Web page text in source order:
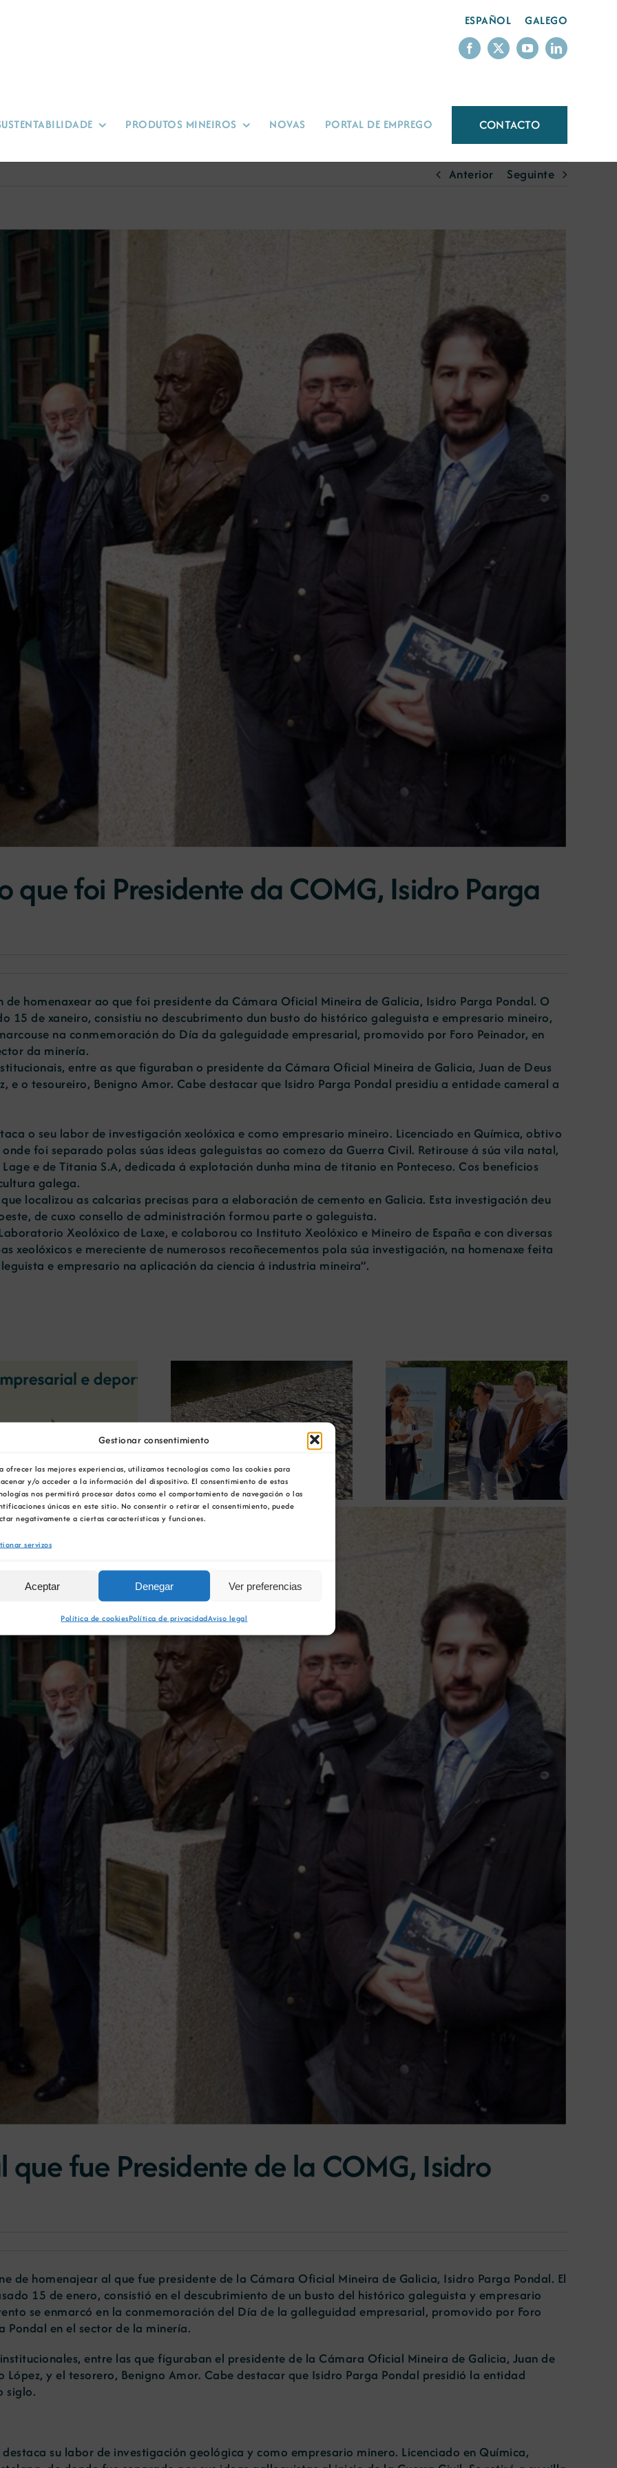
Gestionar consentimiento
ofrecer las mejores experiencias, utilizamos tecnologías como las cookies para
y/o acceder a la información del dispositivo. El consentimiento de estas
nos permitirá procesar datos como el comportamiento de navegación o las
únicas en este sitio. No consentir o retirar el consentimiento, puede
negativamente a ciertas características y funciones.
servizos
Aceptar Denegar Ver preferencias
Política de cookiesPolítica de privacidadAviso legal
ESPAÑOL GALEGO
PRODUTOS MINEIROS NOVAS PORTAL DE EMPREGO CONTACTO
Anterior Seguinte
que foi Presidente da COMG, Isidro Parga
homenaxear ao que foi presidente da Cámara Oficial Mineira de Galicia, Isidro Parga Pondal. O
15 de xaneiro, consistiu no descubrimento dun busto do histórico galeguista e empresario mineiro,
na conmemoración do Día da galeguidade empresarial, promovido por Foro Peinador, en
da minería.
entre as que figuraban o presidente da Cámara Oficial Mineira de Galicia, Juan de Deus
o tesoureiro, Benigno Amor. Cabe destacar que Isidro Parga Pondal presidiu a entidade cameral a
o seu labor de investigación xeolóxica e como empresario mineiro. Licenciado en Química, obtivo
foi separado polas súas ideas galeguistas ao comezo da Guerra Civil. Retirouse á súa vila natal,
e de Titania S.A, dedicada á explotación dunha mina de titanio en Ponteceso. Cos beneficios
galega.
localizou as calcarias precisas para a elaboración de cemento en Galicia. Esta investigación deu
de cuxo consello de administración formou parte o galeguista.
Xeolóxico de Laxe, e colaborou co Instituto Xeolóxico e Mineiro de España e con diversas
xeolóxicos e mereciente de numerosos recoñecementos pola súa investigación, na homenaxe feita
e empresario na aplicación da ciencia á industria mineira”.
presentan as últimas
innovacións en restauración
ambiental para a minaría
galega
A COMG inaugura en
Ourense a exposición
‘Tesouros da terra’
A COMG leva a Vigo a
exposición ‘Tesouros da terra’
que fue Presidente de la COMG, Isidro
de homenajear al que fue presidente de la Cámara Oficial Mineira de Galicia, Isidro Parga Pondal. El
15 de enero, consistió en el descubrimiento de un busto del histórico galeguista y empresario
se enmarcó en la conmemoración del Día de la galleguidad empresarial, promovido por Foro
Pondal en el sector de la minería.
entre las que figuraban el presidente de la Cámara Oficial Mineira de Galicia, Juan de
y el tesorero, Benigno Amor. Cabe destacar que Isidro Parga Pondal presidió la entidad
siglo.
su labor de investigación geológica y como empresario minero. Licenciado en Química,